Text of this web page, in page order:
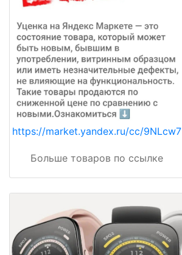
https://market.yandex.ru/cc/9NLcw7
Больше товаров по ссылке